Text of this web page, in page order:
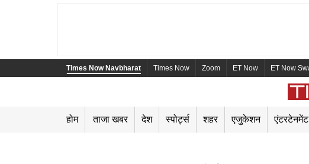
Times Now Navbharat Times Now Zoom ET Now ET Now
होम ताजा खबर देश स्पोर्ट्स शहर एजुकेशन एंटरटेनमेंट